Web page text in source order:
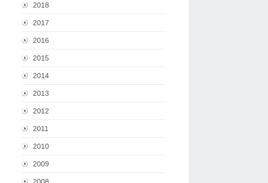
2018
2017
2016
2015
2014
2013
2012
2011
2010
2009